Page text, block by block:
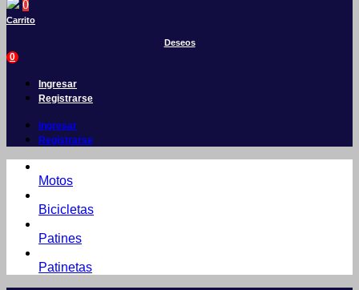
0
Carrito
Deseos
0
Ingresar
Registrarse
Ingresar
Registrarse
Motos
Bicicletas
Patines
Patinetas